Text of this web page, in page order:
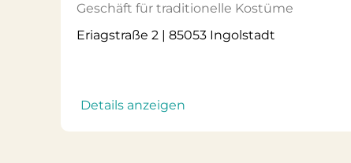
Geschäft für traditionelle Kostüme
Eriagstraße 2 | 85053 Ingolstadt
Details anzeigen